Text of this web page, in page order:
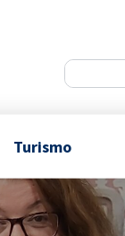
Turismo